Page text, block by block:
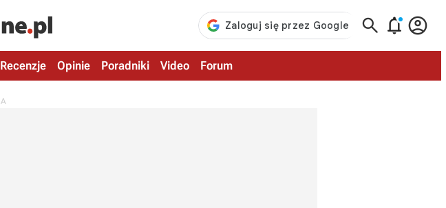
  
Recenzje Opinie Poradniki Video Forum